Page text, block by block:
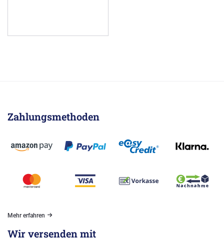
Zahlungsmethoden
Mehr erfahren
Wir versenden mit